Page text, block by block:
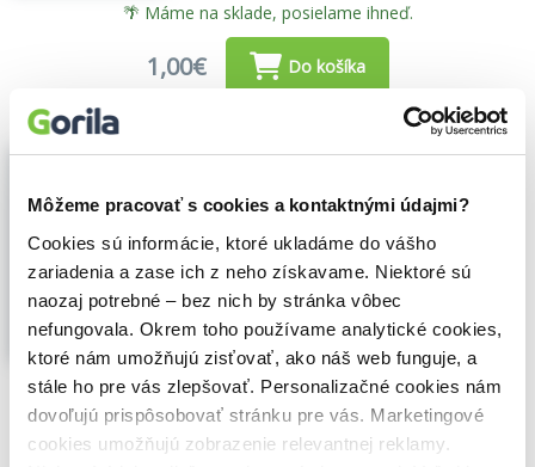
Môžeme pracovať s cookies a kontaktnými údajmi?
Cookies sú informácie, ktoré ukladáme do vášho
zariadenia a zase ich z neho získavame. Niektoré sú
naozaj potrebné – bez nich by stránka vôbec
nefungovala. Okrem toho používame analytické cookies,
ktoré nám umožňujú zisťovať, ako náš web funguje, a
stále ho pre vás zlepšovať. Personalizačné cookies nám
dovoľujú prispôsobovať stránku pre vás. Marketingové
cookies umožňujú zobrazenie relevantnej reklamy.
🌴 Máme na sklade, posielame ihneď.
1,00€ Do košíka
Jedno přání
(2019)
Dívej se. Představuj si. Sni. Svět kolem
tebe je plný splněných přání. Stačí se jen
rozhlédnout. Půvabná kniha z pera Niny
Ladenové s kouzelnými ilustracemi Melissy
Castrillónové je jako stvořená ke čtení...
Zobraziť viac
🍎 Vypredané